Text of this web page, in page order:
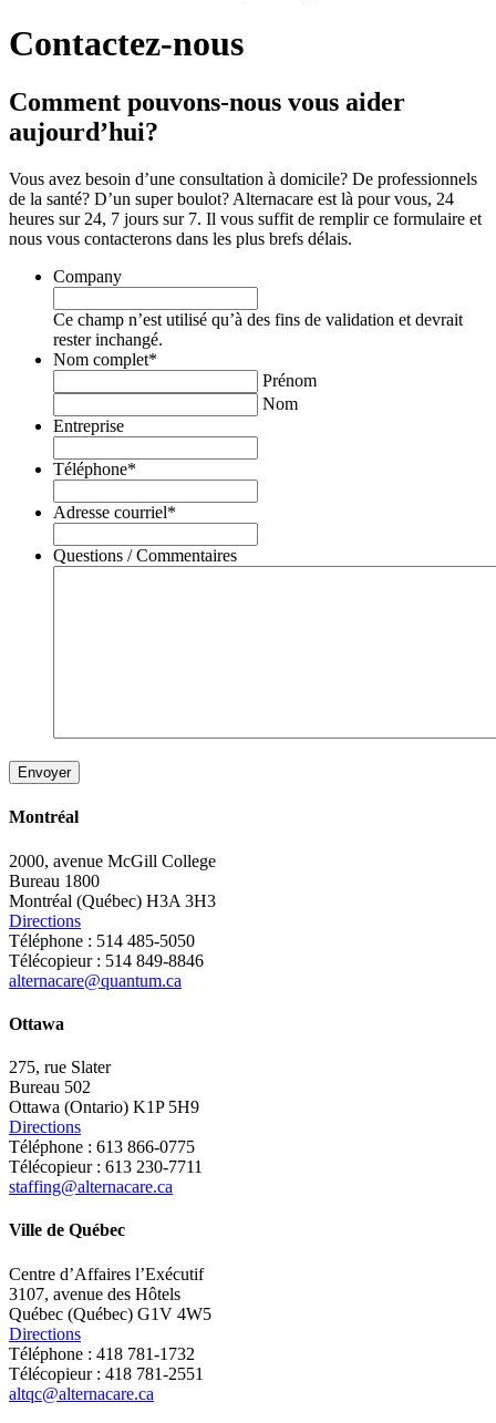
Contactez-nous
Comment pouvons-nous vous aider
aujourd’hui?
Vous avez besoin d’une consultation à domicile? De professionnels
de la santé? D’un super boulot? Alternacare est là pour vous, 24
heures sur 24, 7 jours sur 7. Il vous suffit de remplir ce formulaire et
nous vous contacterons dans les plus brefs délais.
Company
Ce champ n’est utilisé qu’à des fins de validation et devrait
rester inchangé.
Nom complet*
Prénom
Nom
Entreprise
Téléphone*
Adresse courriel*
Questions / Commentaires
Montréal
2000, avenue McGill College
Bureau 1800
Montréal (Québec) H3A 3H3
Directions
Téléphone : 514 485-5050
Télécopieur : 514 849-8846
alternacare@quantum.ca
Ottawa
275, rue Slater
Bureau 502
Ottawa (Ontario) K1P 5H9
Directions
Téléphone : 613 866-0775
Télécopieur : 613 230-7711
staffing@alternacare.ca
Ville de Québec
Centre d’Affaires l’Exécutif
3107, avenue des Hôtels
Québec (Québec) G1V 4W5
Directions
Téléphone : 418 781-1732
Télécopieur : 418 781-2551
altqc@alternacare.ca